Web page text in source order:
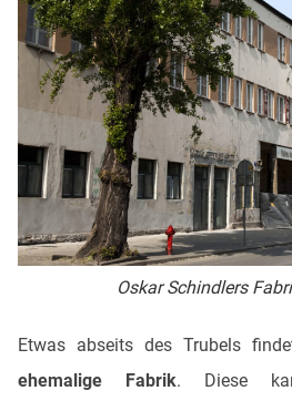
Oskar Schindlers
Etwas abseits des Trubels
ehemalige Fabrik. Diese